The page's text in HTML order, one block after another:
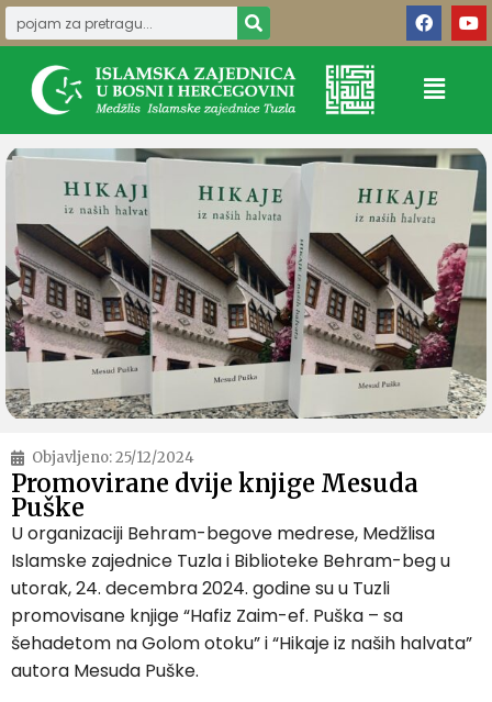
Objavljeno:25/12/2024
Promovirane dvije knjige Mesuda
Puške
U organizaciji Behram-begove medrese, Medžlisa
Islamske zajednice Tuzla i Biblioteke Behram-beg u
utorak, 24. decembra 2024. godine su u Tuzli
promovisane knjige “Hafiz Zaim-ef. Puška – sa
šehadetom na Golom otoku” i “Hikaje iz naših halvata”
autora Mesuda Puške.